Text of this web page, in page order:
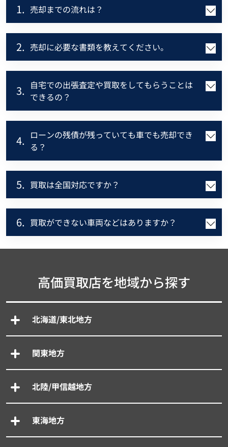
1. 売却までの流れは？
2. 売却に必要な書類を教えてください。
3. 自宅での出張査定や買取をしてもらうことは
できるの？
4. ローンの残債が残っていても車でも売却でき
る？
5. 買取は全国対応ですか？
6. 買取ができない車両などはありますか？
高価買取店を地域から探す
北海道/東北地方
関東地方
北陸/甲信越地方
東海地方